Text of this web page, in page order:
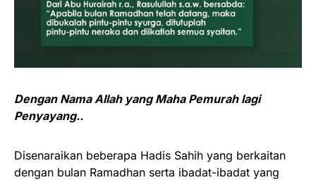
Dengan Nama Allah yang Maha Pemurah lagi
Penyayang..
Disenaraikan beberapa Hadis Sahih yang berkaitan
dengan bulan Ramadhan serta ibadat-ibadat yang